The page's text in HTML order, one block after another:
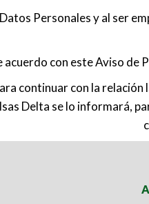
Personales y al ser
acuerdo con este Aviso
continuar con la
Delta se lo informará,